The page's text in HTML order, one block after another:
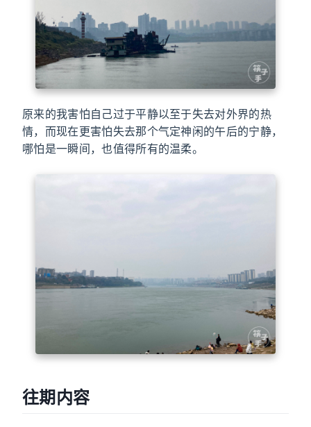
原来的我害怕自己过于平静以至于失去对外界的热
情，而现在更害怕失去那个气定神闲的午后的宁静，
哪怕是一瞬间，也值得所有的温柔。
往期内容